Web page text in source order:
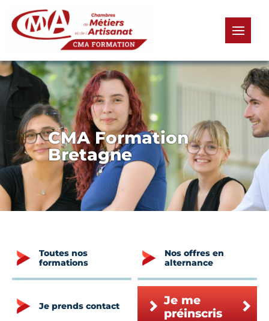
menu
CMA Formation
Bretagne
Toutes nos
formations
Nos offres en
alternance
Je prends contact
Je me
préinscris